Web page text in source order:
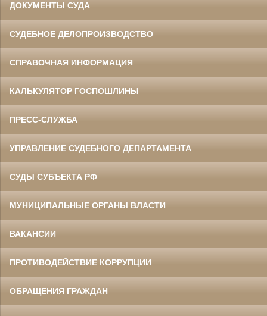
Данилов Василий Степанович
Председатель Белгородского
в период с 1960 по 1973 гг.
Ермоленко Фаина Семеновна
Главный бухгалтер Белгородского
областного суда
ДОКУМЕНТЫ СУДА
СУДЕБНОЕ ДЕЛОПРОИЗВОДСТВО
СПРАВОЧНАЯ ИНФОРМАЦИЯ
КАЛЬКУЛЯТОР ГОСПОШЛИНЫ
ПРЕСС-СЛУЖБА
УПРАВЛЕНИЕ СУДЕБНОГО ДЕПАРТАМЕНТА
СУДЫ СУБЪЕКТА РФ
МУНИЦИПАЛЬНЫЕ ОРГАНЫ ВЛАСТИ
ВАКАНСИИ
ПРОТИВОДЕЙСТВИЕ КОРРУПЦИИ
ОБРАЩЕНИЯ ГРАЖДАН